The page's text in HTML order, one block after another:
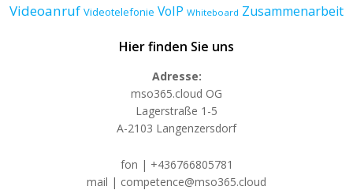
Videoanruf Videotelefonie VoIP Whiteboard Zusammenarbeit
Hier finden Sie uns
Adresse:
mso365.cloud OG
Lagerstraße 1-5
A-2103 Langenzersdorf
fon | +436766805781
mail | competence@mso365.cloud